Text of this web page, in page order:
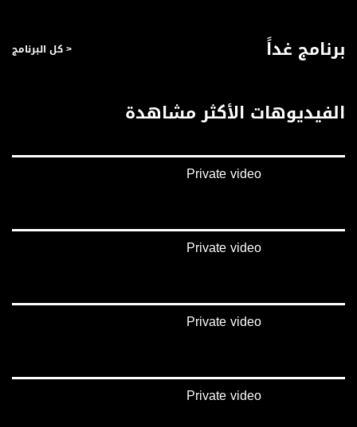
برنامج غداً < كل البرنامج
الفيديوهات الأكثر مشاهدة
Private video
Private video
Private video
Private video